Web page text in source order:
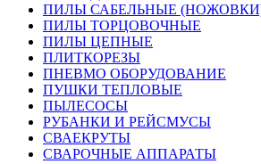
ПИЛЫ САБЕЛЬНЫЕ
ПИЛЫ ТОРЦОВОЧНЫЕ
ПИЛЫ ЦЕПНЫЕ
ПЛИТКОРЕЗЫ
ПНЕВМО ОБОРУДОВАНИЕ
ПУШКИ ТЕПЛОВЫЕ
ПЫЛЕСОСЫ
РУБАНКИ И РЕЙСМУСЫ
СВАЕКРУТЫ
СВАРОЧНЫЕ АППАРАТЫ